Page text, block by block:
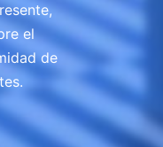
el
de